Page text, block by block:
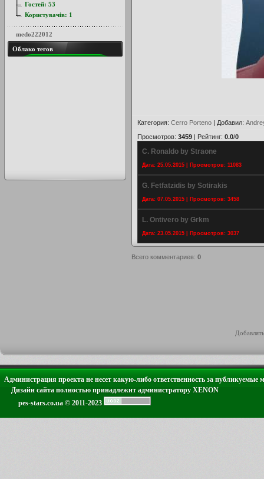
Категория: Cerro Porteno | Добавил:
Просмотров: 3459 | Рейтинг: 0.0/0
C. Ronaldo by Straone
Дата: 25.05.2015 | Просмотров: 11083
G. Fetfatzidis by Sotirakis
Дата: 07.05.2015 | Просмотров: 3458
L. Ontivero by Grkm
Дата: 23.05.2015 | Просмотров: 3037
Всего комментариев: 0
Гостей: 53
Користувачів: 1
medo222012
Облако тегов
Администрация проекта не несет какую-либо ответственность за публикуемые
Дизайн сайта полностью принадлежит администратору XENON
pes-stars.co.ua © 2011-2023